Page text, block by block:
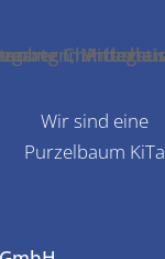
Wir sind eine
Purzelbaum KiTa